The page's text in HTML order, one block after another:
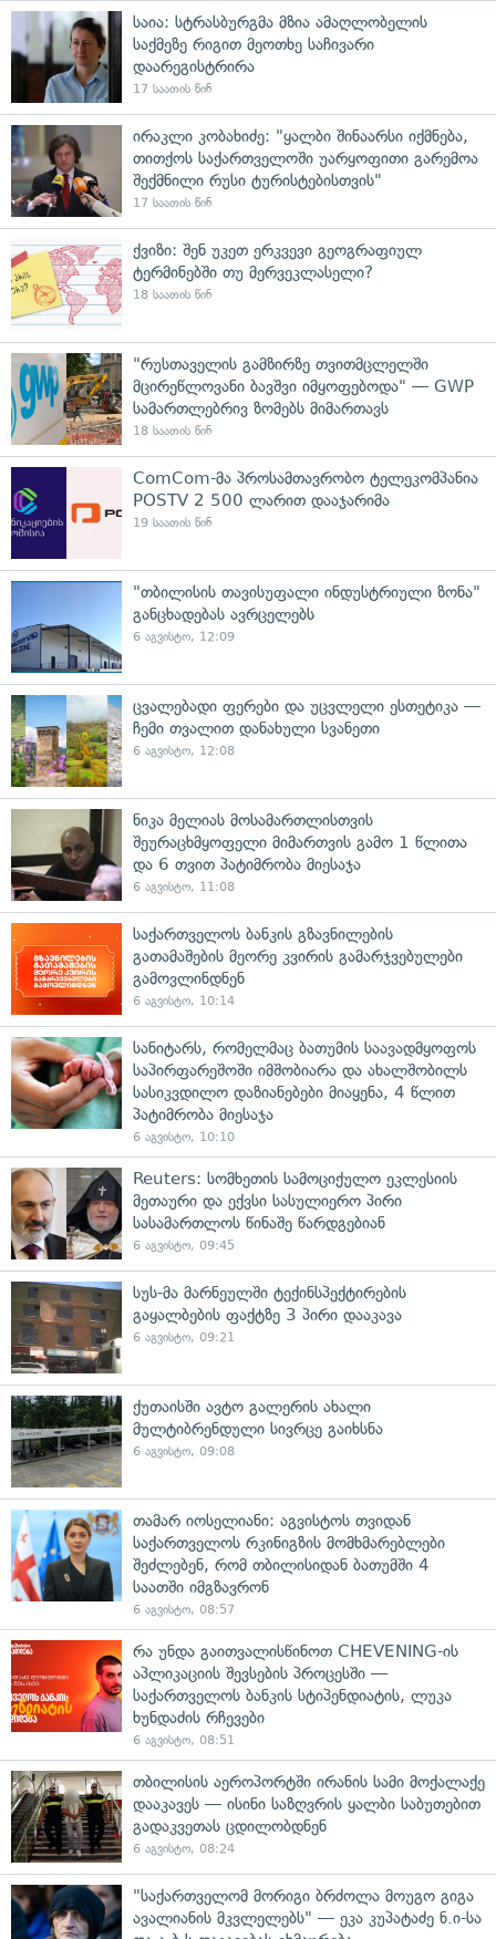
საია: სტრასბურგმა მზია ამაღლობელის
საქმეზე რიგით მეოთხე საჩივარი
დაარეგისტრირა
17 საათის წინ
ირაკლი კობახიძე: "ყალბი შინაარსი იქმნება,
თითქოს საქართველოში უარყოფითი გარემოა
შექმნილი რუსი ტურისტებისთვის"
17 საათის წინ
ქვიზი: შენ უკეთ ერკვევი გეოგრაფიულ
ტერმინებში თუ მერვეკლასელი?
18 საათის წინ
"რუსთაველის გამზირზე თვითმცლელში
მცირეწლოვანი ბავშვი იმყოფებოდა" — GWP
სამართლებრივ ზომებს მიმართავს
18 საათის წინ
ComCom-მა პროსამთავრობო ტელეკომპანია
POSTV 2 500 ლარით დააჯარიმა
19 საათის წინ
"თბილისის თავისუფალი ინდუსტრიული ზონა"
განცხადებას ავრცელებს
6 აგვისტო, 12:09
ცვალებადი ფერები და უცვლელი ესთეტიკა —
ჩემი თვალით დანახული სვანეთი
6 აგვისტო, 12:08
ნიკა მელიას მოსამართლისთვის
შეურაცხმყოფელი მიმართვის გამო 1 წლითა
და 6 თვით პატიმრობა მიესაჯა
6 აგვისტო, 11:08
საქართველოს ბანკის გზავნილების
გათამაშების მეორე კვირის გამარჯვებულები
გამოვლინდნენ
6 აგვისტო, 10:14
სანიტარს, რომელმაც ბათუმის საავადმყოფოს
საპირფარეშოში იმშობიარა და ახალშობილს
სასიკვდილო დაზიანებები მიაყენა, 4 წლით
პატიმრობა მიესაჯა
6 აგვისტო, 10:10
Reuters: სომხეთის სამოციქულო ეკლესიის
მეთაური და ექვსი სასულიერო პირი
სასამართლოს წინაშე წარდგებიან
6 აგვისტო, 09:45
სუს-მა მარნეულში ტექინსპექტირების
გაყალბების ფაქტზე 3 პირი დააკავა
6 აგვისტო, 09:21
ქუთაისში ავტო გალერის ახალი
მულტიბრენდული სივრცე გაიხსნა
6 აგვისტო, 09:08
თამარ იოსელიანი: აგვისტოს თვიდან
საქართველოს რკინიგზის მომხმარებლები
შეძლებენ, რომ თბილისიდან ბათუმში 4
საათში იმგზავრონ
6 აგვისტო, 08:57
რა უნდა გაითვალისწინოთ CHEVENING-ის
აპლიკაციის შევსების პროცესში —
საქართველოს ბანკის სტიპენდიატის, ლუკა
ხუნდაძის რჩევები
6 აგვისტო, 08:51
თბილისის აეროპორტში ირანის სამი მოქალაქე
დააკავეს — ისინი საზღვრის ყალბი საბუთებით
გადაკვეთას ცდილობდნენ
6 აგვისტო, 08:24
"საქართველომ მორიგი ბრძოლა მოუგო გიგა
ავალიანის მკვლელებს" — ეკა კუპატაძე ნ.ი-სა